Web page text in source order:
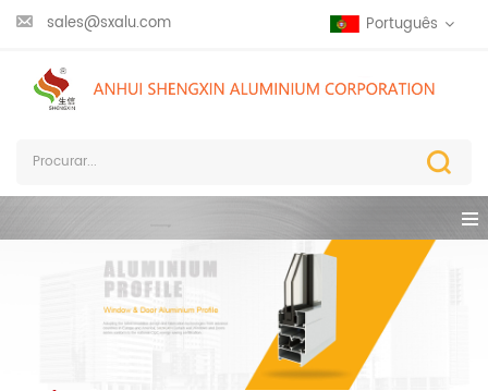
sales@sxalu.com Português